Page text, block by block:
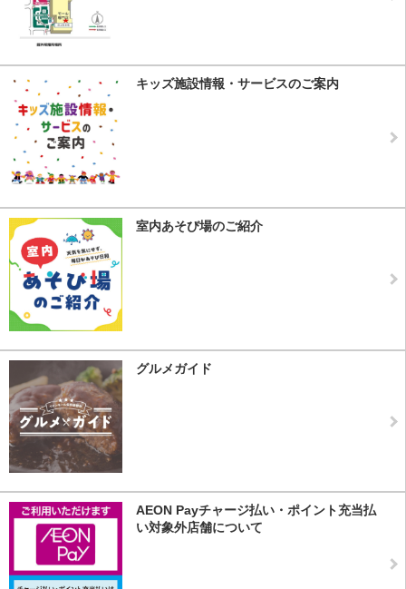
キッズ施設情報・サービスのご案内
室内あそび場のご紹介
グルメガイド
AEON Payチャージ払い・ポイント充当払
い対象外店舗について